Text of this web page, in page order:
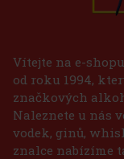
Vítejte na e-
od roku 1994,
značkových
Naleznete u nás
vodek, ginů,
znalce nabízíme